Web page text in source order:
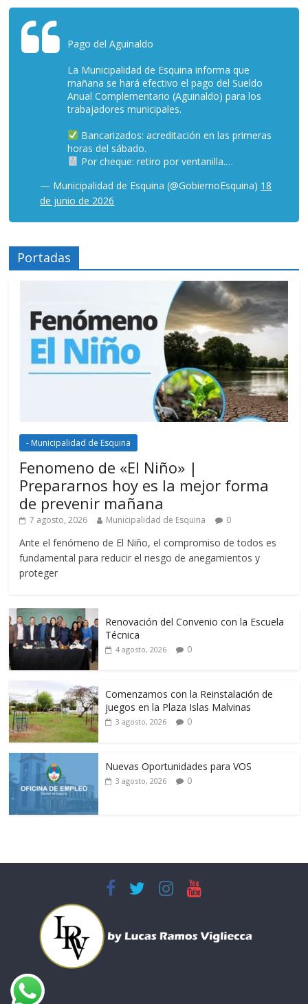
Pago del Aguinaldo
La Municipalidad de Esquina informa que
mañana se hará efectivo el pago del Sueldo
Anual Complementario (Aguinaldo) para los
trabajadores municipales.
Bancarizados: acreditación en las primeras
horas del sábado.
Por cheque: retiro por ventanilla.…
— Municipalidad de Esquina (@GobiernoEsquina) 18
de junio de 2026
Portadas
- Municipalidad de Esquina
Fenomeno de «El Niño» |
Prepararnos hoy es la mejor forma
de prevenir mañana
7 agosto, 2026 Municipalidad de Esquina 0
Ante el fenómeno de El Niño, el compromiso de todos es
fundamental para reducir el riesgo de anegamientos y
proteger
Renovación del Convenio con la Escuela
Técnica
4 agosto, 2026 0
Comenzamos con la Reinstalación de
juegos en la Plaza Islas Malvinas
3 agosto, 2026 0
Nuevas Oportunidades para VOS
3 agosto, 2026 0